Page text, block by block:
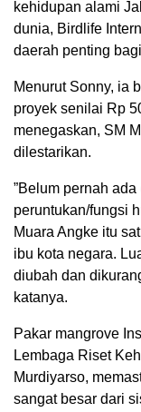
kehidupan alami
dunia, Birdlife
daerah penting
Menurut Sonny, ia
proyek senilai Rp
menegaskan, SM
dilestarikan.
”Belum pernah
peruntukan/fungsi
Muara Angke itu
ibu kota negara.
diubah dan
katanya.
Pakar mangrove
Lembaga Riset
Murdiyarso,
sangat besar dari